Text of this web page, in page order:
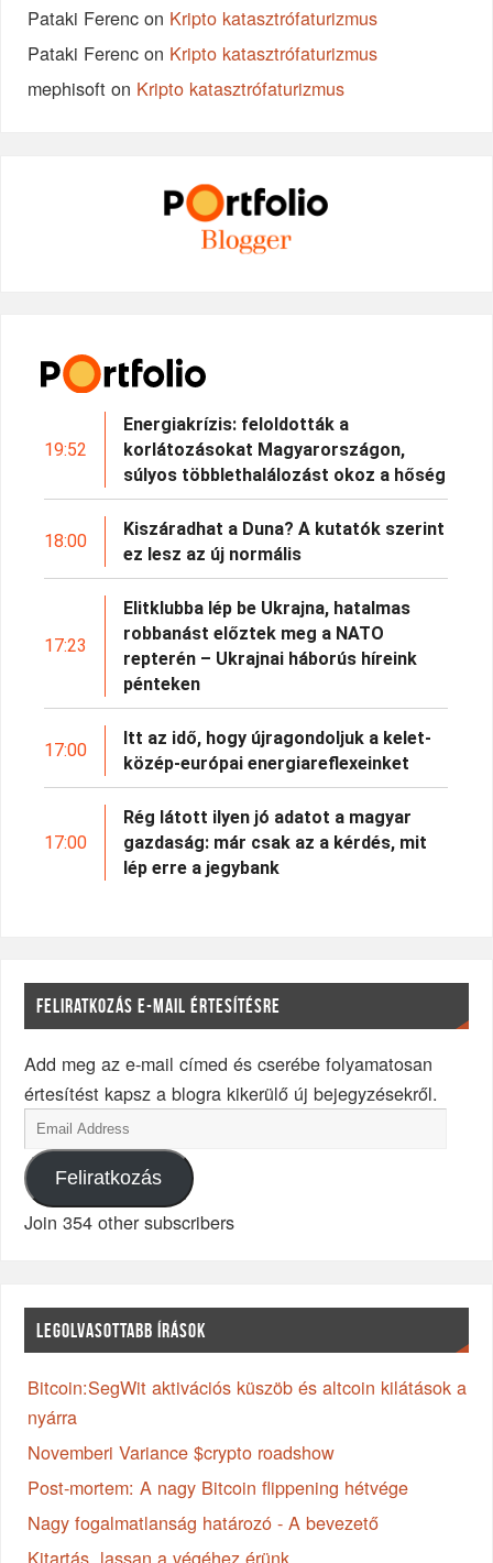
Pataki Ferenc on Kripto katasztrófaturizmus
Pataki Ferenc on Kripto katasztrófaturizmus
mephisoft on Kripto katasztrófaturizmus
19:52
Energiakrízis: feloldották a
korlátozásokat Magyarországon,
súlyos többlethalálozást okoz a hőség
18:00
Kiszáradhat a Duna? A kutatók szerint
ez lesz az új normális
17:23
Elitklubba lép be Ukrajna, hatalmas
robbanást előztek meg a NATO
repterén – Ukrajnai háborús híreink
pénteken
17:00
Itt az idő, hogy újragondoljuk a kelet-
közép-európai energiareflexeinket
17:00
Rég látott ilyen jó adatot a magyar
gazdaság: már csak az a kérdés, mit
lép erre a jegybank
FELIRATKOZÁS E-MAIL ÉRTESÍTÉSRE
Add meg az e-mail címed és cserébe folyamatosan
értesítést kapsz a blogra kikerülő új bejegyzésekről.
Feliratkozás
Join 354 other subscribers
LEGOLVASOTTABB ÍRÁSOK
Bitcoin:SegWit aktivációs küszöb és altcoin kilátások a
nyárra
Novemberi Variance $crypto roadshow
Post-mortem: A nagy Bitcoin flippening hétvége
Nagy fogalmatlanság határozó - A bevezető